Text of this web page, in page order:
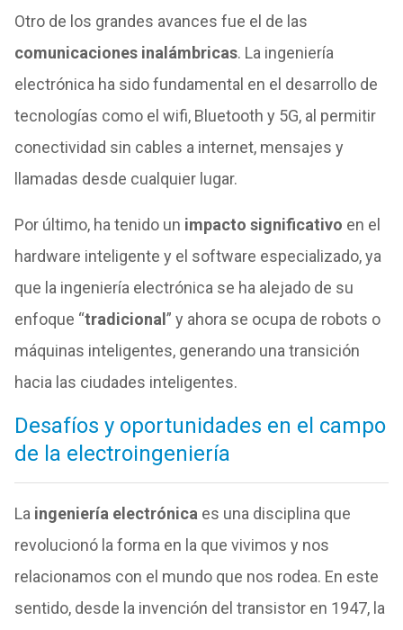
Otro de los grandes avances fue el de las
comunicaciones inalámbricas. La ingeniería
electrónica ha sido fundamental en el desarrollo de
tecnologías como el wifi, Bluetooth y 5G, al permitir
conectividad sin cables a internet, mensajes y
llamadas desde cualquier lugar.
Por último, ha tenido un impacto significativo en el
hardware inteligente y el software especializado, ya
que la ingeniería electrónica se ha alejado de su
enfoque “tradicional ” y ahora se ocupa de robots o
máquinas inteligentes, generando una transición
hacia las ciudades inteligentes.
Desafíos y oportunidades en el campo
de la electroingeniería
La ingeniería electrónica es una disciplina que
revolucionó la forma en la que vivimos y nos
relacionamos con el mundo que nos rodea. En este
sentido, desde la invención del transistor en 1947, la